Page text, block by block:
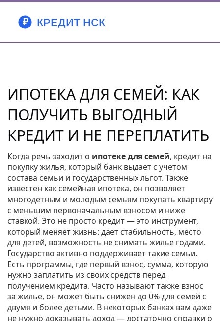
ИПОТЕКА ДЛЯ СЕМЕЙ: КАК
ПОЛУЧИТЬ ВЫГОДНЫЙ
КРЕДИТ И НЕ ПЕРЕПЛАТИТЬ
Когда речь заходит о ипотеке для семей, кредит на
покупку жилья, который банк выдает с учетом
состава семьи и государственных льгот. Также
известен как семейная ипотека, он позволяет
многодетным и молодым семьям покупать квартиру
с меньшим первоначальным взносом и ниже
ставкой. Это не просто кредит — это инструмент,
который меняет жизнь: дает стабильность, место
для детей, возможность не снимать жилье годами.
Государство активно поддерживает такие семьи.
Есть программы, где первый взнос, сумма, которую
нужно заплатить из своих средств перед
получением кредита. Часто называют также взнос
за жилье, он может быть снижён до 0% для семей с
двумя и более детьми. В некоторых банках вам даже
не нужно доказывать доход — достаточно справки о